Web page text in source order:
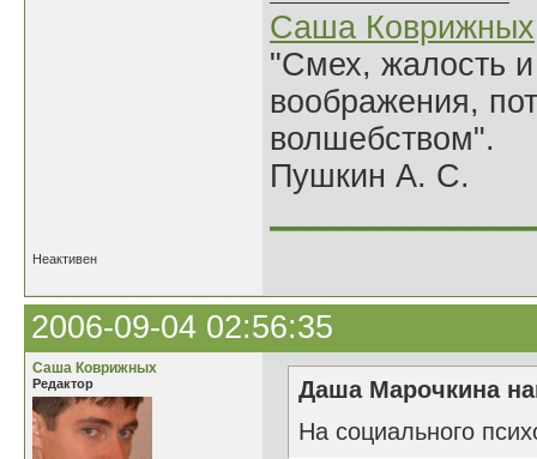
Саша Коврижных
"Смех, жалость
воображения,
волшебством".
Пушкин А. С.
Неактивен
2006-09-04 02:56:35
Саша Коврижных
Редактор
Даша Марочкина
На социального